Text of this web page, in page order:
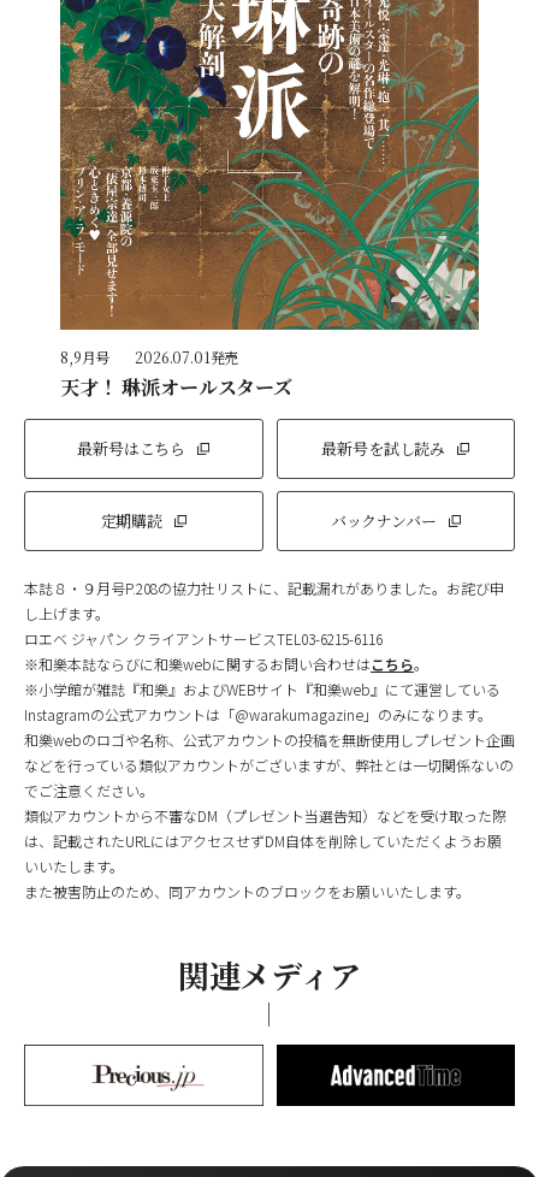
8,9月号 2026.07.01発売
天才！ 琳派オールスターズ
最新号はこちら 最新号を試し読み
定期購読 バックナンバー
本誌８・９月号P.208の協力社リストに、記載漏れがありました。お詫び申
し上げます。
ロエベ ジャパン クライアントサービスTEL03-6215-6116
※和樂本誌ならびに和樂webに関するお問い合わせはこちら。
※小学館が雑誌『和樂』およびWEBサイト『和樂web』にて運営している
Instagramの公式アカウントは「@warakumagazine」のみになります。
和樂webのロゴや名称、公式アカウントの投稿を無断使用しプレゼント企画
などを行っている類似アカウントがございますが、弊社とは一切関係ないの
でご注意ください。
類似アカウントから不審なDM（プレゼント当選告知）などを受け取った際
は、記載されたURLにはアクセスせずDM自体を削除していただくようお願
いいたします。
また被害防止のため、同アカウントのブロックをお願いいたします。
関連メディア